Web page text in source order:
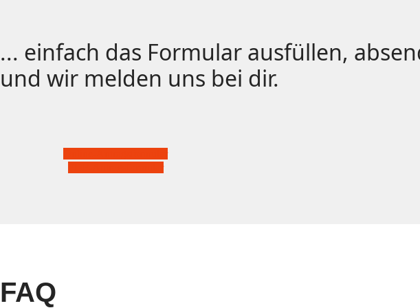
... einfach das Formular ausfüllen,
und wir melden uns bei dir.
FAQ